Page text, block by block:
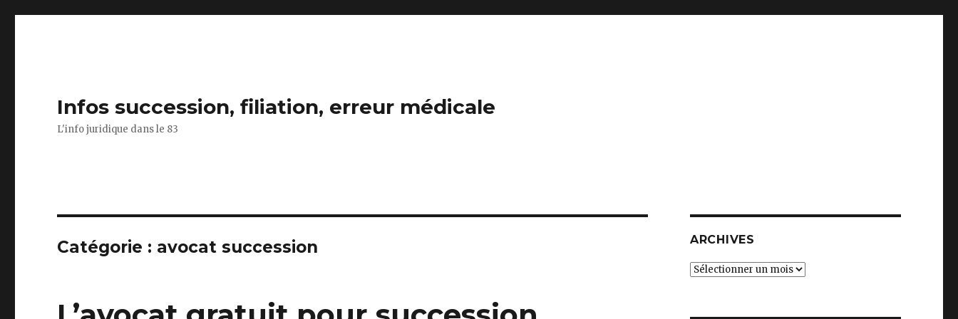
Infos succession, filiation, erreur médicale
L'info juridique dans le 83
Catégorie : avocat succession ARCHIVES
Archives